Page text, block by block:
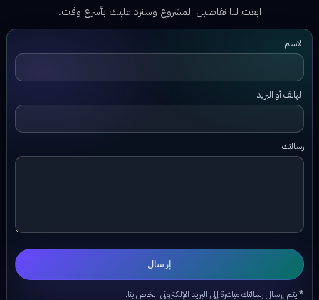
الهاتف أو البريد
رسالتك
* يتم إرسال رسالتك مباشرة إلى البريد الإلكتروني الخاص بنا.
بيانات التواصل